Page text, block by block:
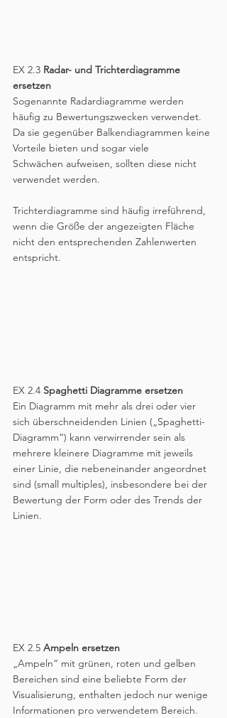
EX 2.3 Radar- und Trichterdiagramme
ersetzen
Sogenannte Radardiagramme werden
häufig zu Bewertungszwecken verwendet.
Da sie gegenüber Balkendiagrammen keine
Vorteile bieten und sogar viele
Schwächen aufweisen, sollten diese nicht
verwendet werden.
Trichterdiagramme sind häufig irreführend,
wenn die Größe der angezeigten Fläche
nicht den entsprechenden Zahlenwerten
entspricht.
EX 2.4 Spaghetti Diagramme ersetzen
Ein Diagramm mit mehr als drei oder vier
sich überschneidenden Linien („Spaghetti-
Diagramm“) kann verwirrender sein als
mehrere kleinere Diagramme mit jeweils
einer Linie, die nebeneinander angeordnet
sind (small multiples), insbesondere bei der
Bewertung der Form oder des Trends der
Linien.
EX 2.5 Ampeln ersetzen
„Ampeln“ mit grünen, roten und gelben
Bereichen sind eine beliebte Form der
Visualisierung, enthalten jedoch nur wenige
Informationen pro verwendetem Bereich.